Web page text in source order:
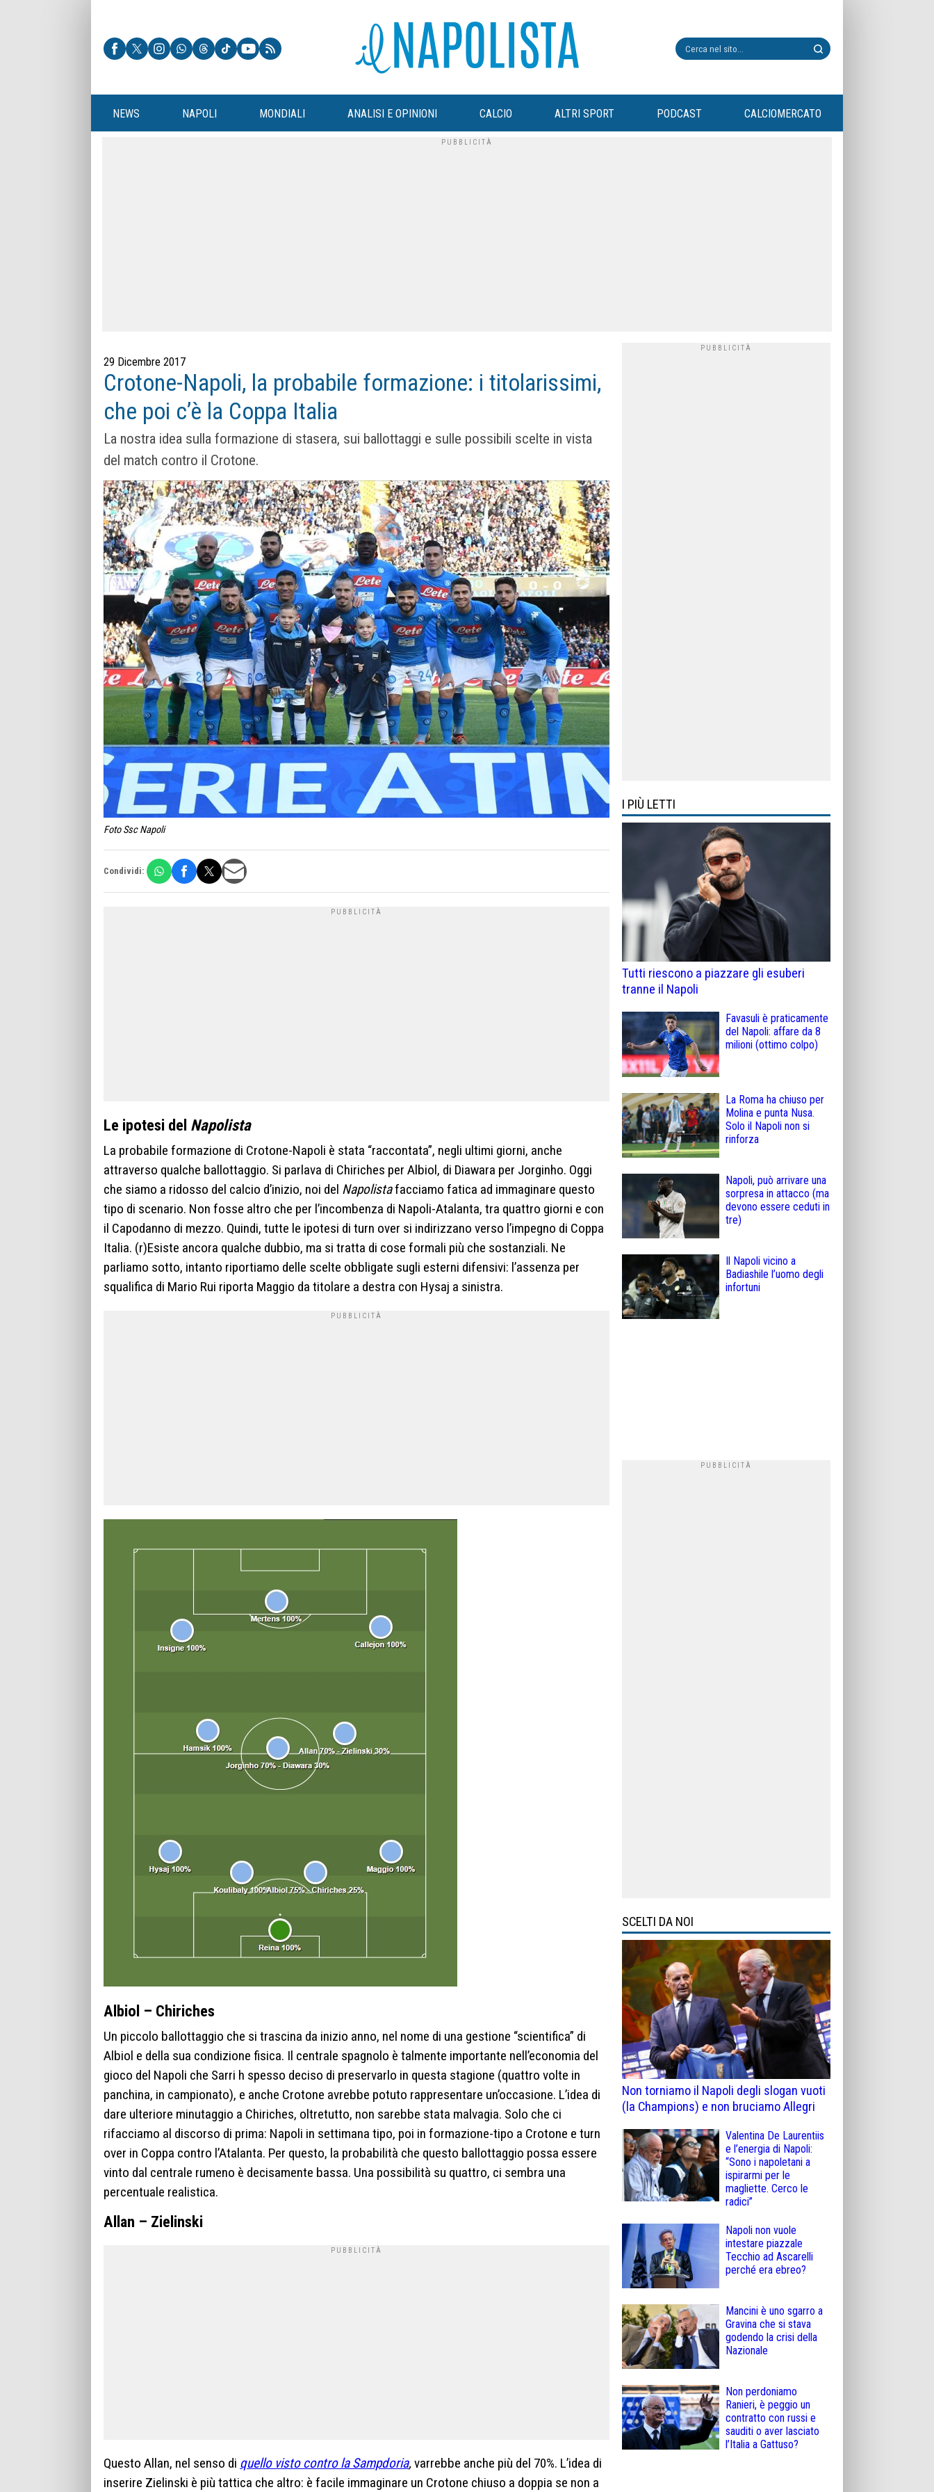
NEWS NAPOLI MONDIALI ANALISI E OPINIONI CALCIO ALTRI SPORT PODCAST CALCIOMERCATO
29 Dicembre 2017
Crotone-Napoli, la probabile formazione: i titolarissimi,
che poi c’è la Coppa Italia
La nostra idea sulla formazione di stasera, sui ballottaggi e sulle possibili scelte in vista
del match contro il Crotone.
Foto Ssc Napoli
Condividi:
Le ipotesi del Napolista
La probabile formazione di Crotone-Napoli è stata “raccontata”, negli ultimi giorni, anche
attraverso qualche ballottaggio. Si parlava di Chiriches per Albiol, di Diawara per Jorginho. Oggi
che siamo a ridosso del calcio d’inizio, noi del Napolistafacciamo fatica ad immaginare questo
tipo di scenario. Non fosse altro che per l’incombenza di Napoli-Atalanta, tra quattro giorni e con
il Capodanno di mezzo. Quindi, tutte le ipotesi di turn over si indirizzano verso l’impegno di Coppa
Italia. (r)Esiste ancora qualche dubbio, ma si tratta di cose formali più che sostanziali. Ne
parliamo sotto, intanto riportiamo delle scelte obbligate sugli esterni difensivi: l’assenza per
squalifica di Mario Rui riporta Maggio da titolare a destra con Hysaj a sinistra.
Albiol – Chiriches
Un piccolo ballottaggio che si trascina da inizio anno, nel nome di una gestione “scientifica” di
Albiol e della sua condizione fisica. Il centrale spagnolo è talmente importante nell’economia del
gioco del Napoli che Sarri h spesso deciso di preservarlo in questa stagione (quattro volte in
panchina, in campionato), e anche Crotone avrebbe potuto rappresentare un’occasione. L’idea di
dare ulteriore minutaggio a Chiriches, oltretutto, non sarebbe stata malvagia. Solo che ci
rifacciamo al discorso di prima: Napoli in settimana tipo, poi in formazione-tipo a Crotone e turn
over in Coppa contro l’Atalanta. Per questo, la probabilità che questo ballottaggio possa essere
vinto dal centrale rumeno è decisamente bassa. Una possibilità su quattro, ci sembra una
percentuale realistica.
Allan – Zielinski
Questo Allan, nel senso di quello visto contro la Sampdoria,varrebbe anche più del 70%. L’idea di
inserire Zielinski è più tattica che altro: è facile immaginare un Crotone chiuso a doppia se non a
I PIÙ LETTI
Tutti riescono a piazzare gli esuberi
tranne il Napoli
Favasuli è praticamente
del Napoli: affare da 8
milioni (ottimo colpo)
La Roma ha chiuso per
Molina e punta Nusa.
Solo il Napoli non si
rinforza
Napoli, può arrivare una
sorpresa in attacco (ma
devono essere ceduti in
tre)
Il Napoli vicino a
Badiashile l’uomo degli
infortuni
SCELTI DA NOI
Non torniamo il Napoli degli slogan vuoti
(la Champions) e non bruciamo Allegri
Valentina De Laurentiis
e l’energia di Napoli:
“Sono i napoletani a
ispirarmi per le
magliette. Cerco le
radici”
Napoli non vuole
intestare piazzale
Tecchio ad Ascarelli
perché era ebreo?
Mancini è uno sgarro a
Gravina che si stava
godendo la crisi della
Nazionale
Non perdoniamo
Ranieri, è peggio un
contratto con russi e
sauditi o aver lasciato
l’Italia a Gattuso?